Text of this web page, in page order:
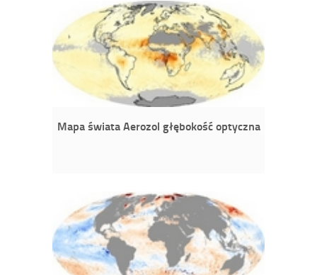
Mapa świata Aerozol głębokość optyczna